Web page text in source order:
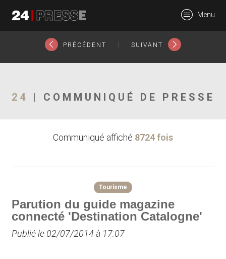
24Presse -
Communiqués de
Menu
PRÉCÉDENT SUIVANT
24 | COMMUNIQUÉ DE PRESSE
Communiqué affiché 8724 fois
Tourisme
Parution du guide magazine
connecté 'Destination Catalogne'
Publié le 02/07/2014 à 17:07